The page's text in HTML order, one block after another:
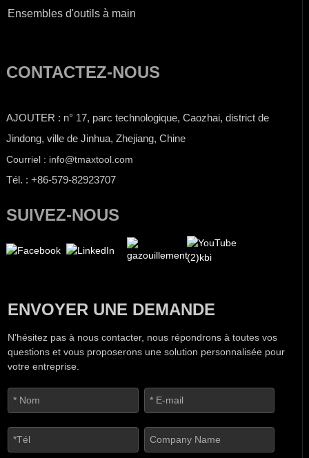
Ensembles d'outils à main
CONTACTEZ-NOUS
AJOUTER : n° 17, parc technologique, Caozhai, district de
Jindong, ville de Jinhua, Zhejiang, Chine
Courriel : info@tmaxtool.com
Tél. : +86-579-82923707
SUIVEZ-NOUS
ENVOYER UNE DEMANDE
N’hésitez pas à nous contacter, nous répondrons à toutes vos
questions et vous proposerons une solution personnalisée pour
votre entreprise.